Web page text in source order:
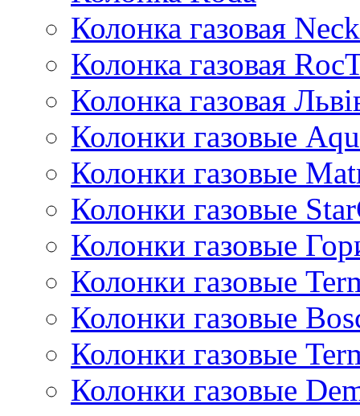
Колонка газовая
Колонка газовая
Колонка газовая
Колонки газовые
Колонки газовые
Колонки газовые
Колонки газовые
Колонки газовые
Колонки газовые
Колонки газовые
Колонки газовые